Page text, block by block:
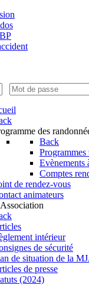
des
Back
Programmes
Evènements
Comptes
de rendez-vous
animateurs
Association
intérieur
de sécurité
de situation de la
de presse
(2024)